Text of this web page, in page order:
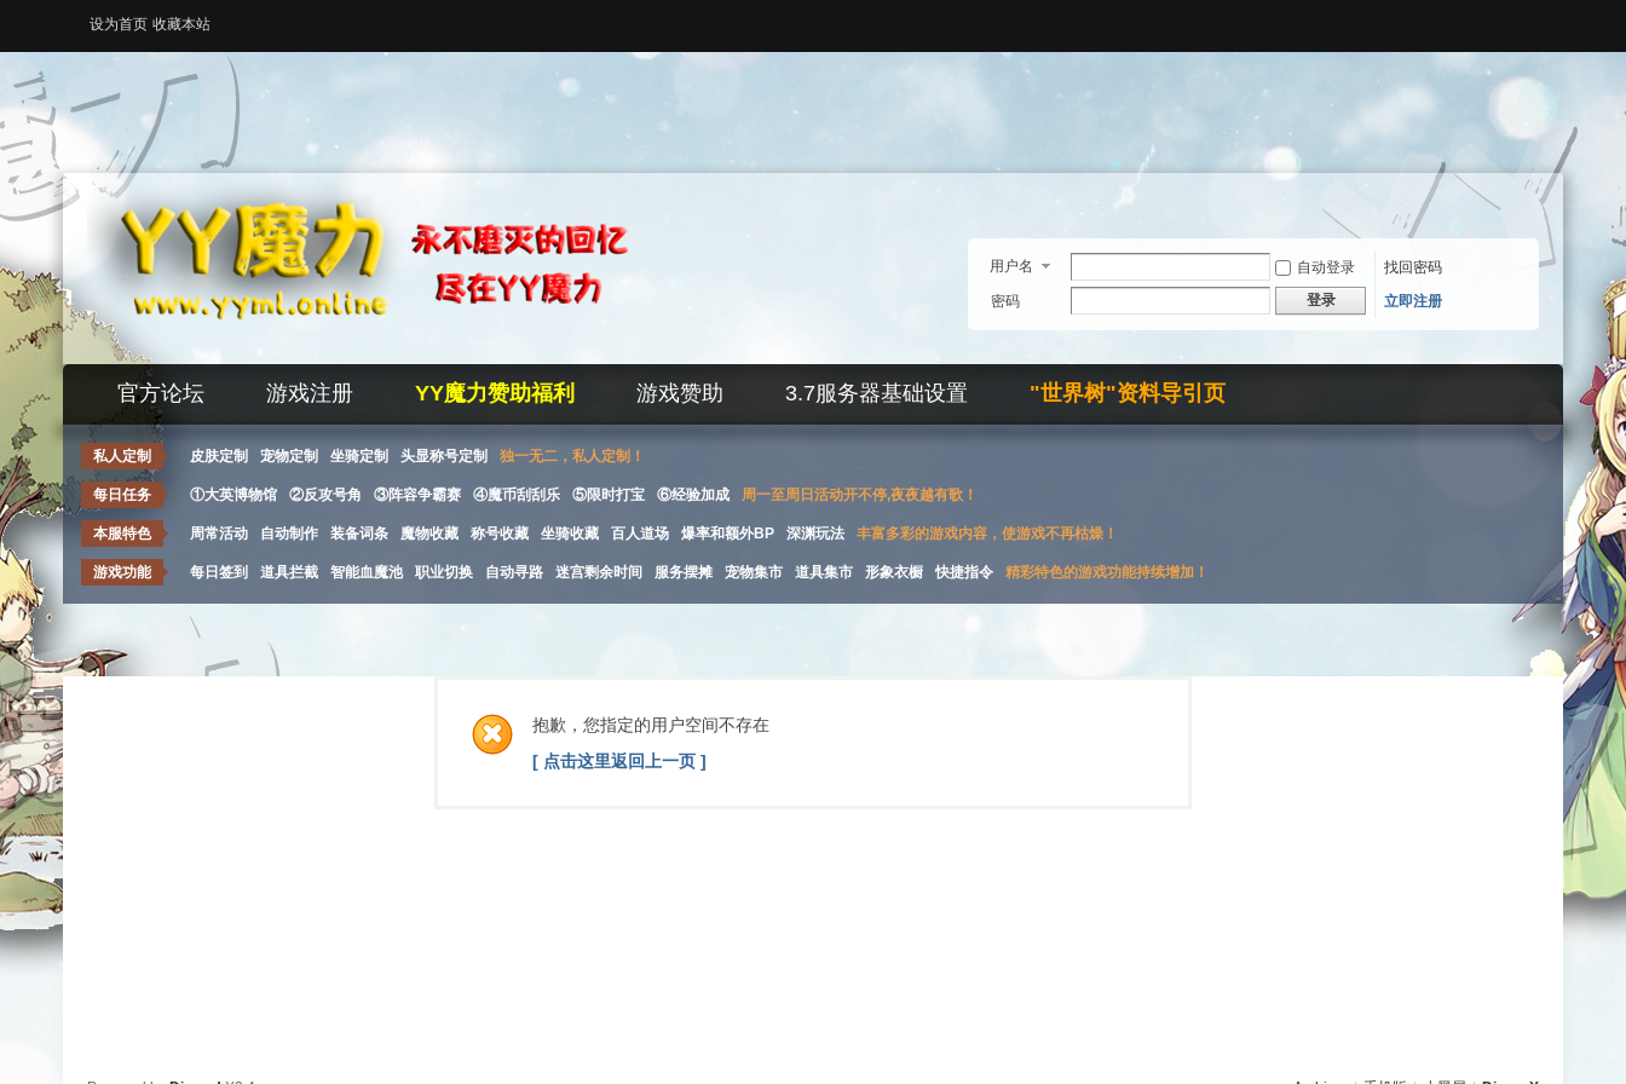
设为首页 收藏本站
用户名 自动登录
找回密码
密码
登录 立即注册
官方论坛 游戏注册 YY魔力赞助福利 游戏赞助 3.7服务器基础设置 "世界树"资料导引页
私人定制 皮肤定制 宠物定制 坐骑定制 头显称号定制 独一无二，私人定制！
每日任务 ①大英博物馆 ②反攻号角 ③阵容争霸赛 ④魔币刮刮乐 ⑤限时打宝 ⑥经验加成 周一至周日活动开不停,夜夜越有歌！
本服特色 周常活动 自动制作 装备词条 魔物收藏 称号收藏 坐骑收藏 百人道场 爆率和额外BP 深渊玩法 丰富多彩的游戏内容，使游戏不再枯燥！
游戏功能 每日签到 道具拦截 智能血魔池 职业切换 自动寻路 迷宫剩余时间 服务摆摊 宠物集市 道具集市 形象衣橱 快捷指令 精彩特色的游戏功能持续增加！
抱歉，您指定的用户空间不存在
[ 点击这里返回上一页 ]